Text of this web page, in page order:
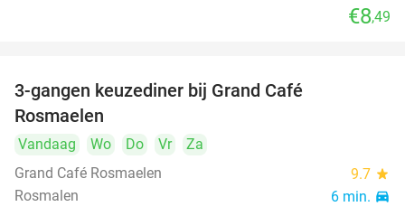
€8,49
3-gangen keuzediner bij Grand Café
Rosmaelen
Vandaag Wo Do Vr
Za
Grand Café Rosmaelen
9.7 star
Rosmalen 6 min. directions_car